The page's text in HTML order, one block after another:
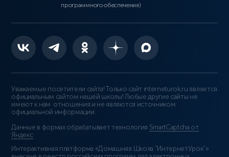
программного обеспечения)
Уважаемые посетители сайта! Только сайт interneturok.ru является
официальным сайтом нашей школы! Любые другие сайты не
имеют к нам отношения и не являются источником
официальной информации.
Данные в формах обрабатывает технология SmartCaptcha от
Яндекс
Интерактивная платформа «Домашняя Школа “ИнтернетУрок”»